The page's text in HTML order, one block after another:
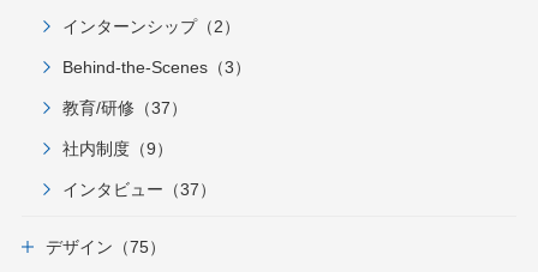
インターンシップ（2）
Behind-the-Scenes（3）
教育/研修（37）
社内制度（9）
インタビュー（37）
デザイン（75）